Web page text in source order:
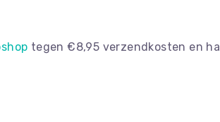
tegen €8,95 verzendkosten en